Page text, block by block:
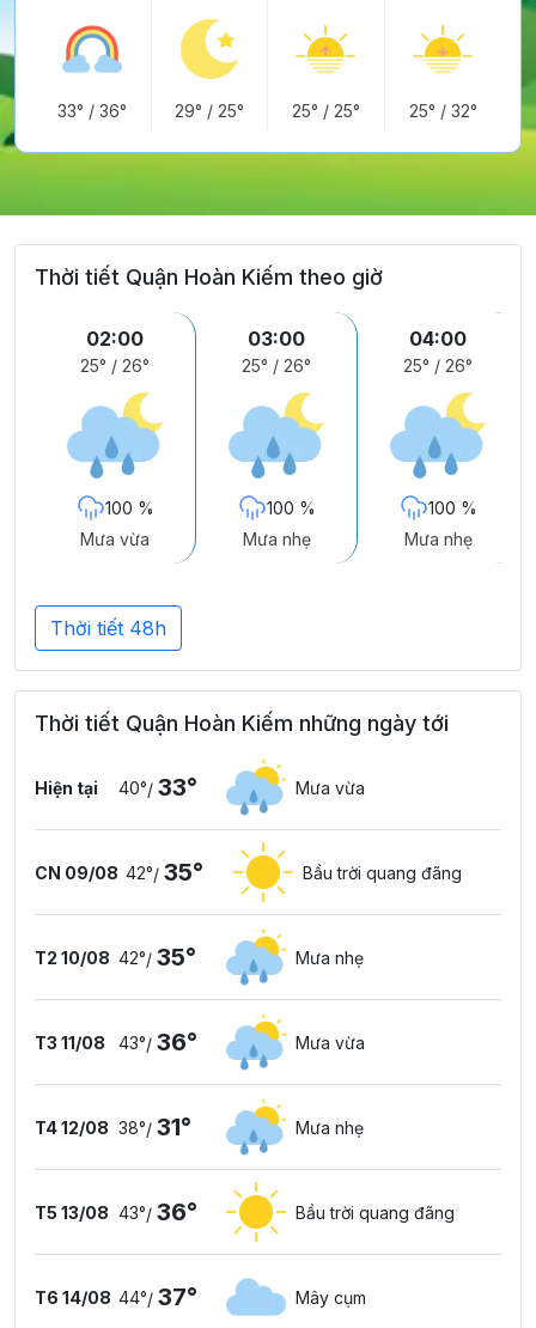
33° /36° 29° / 25° 25° / 25° 25° / 32°
Thời tiết Quận Hoàn Kiếm theo giờ
02:00
25° / 26°
100 %
Mưa vừa
03:00
25° / 26°
100 %
Mưa nhẹ
04:00
25° / 26°
100 %
Mưa nhẹ
Thời tiết 48h
Thời tiết Quận Hoàn Kiếm những ngày tới
Hiện tại 40°/ 33° Mưa vừa
CN 09/08 42°/ 35° Bầu trời quang đãng
T2 10/08 42°/ 35° Mưa nhẹ
T3 11/08 43°/ 36° Mưa vừa
T4 12/08 38°/ 31° Mưa nhẹ
T5 13/08 43°/ 36° Bầu trời quang đãng
T6 14/08 44°/ 37° Mây cụm